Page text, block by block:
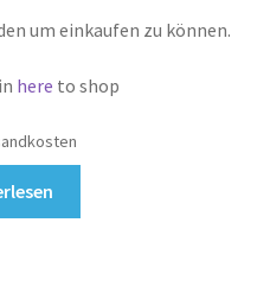
um einkaufen zu können.
here to shop